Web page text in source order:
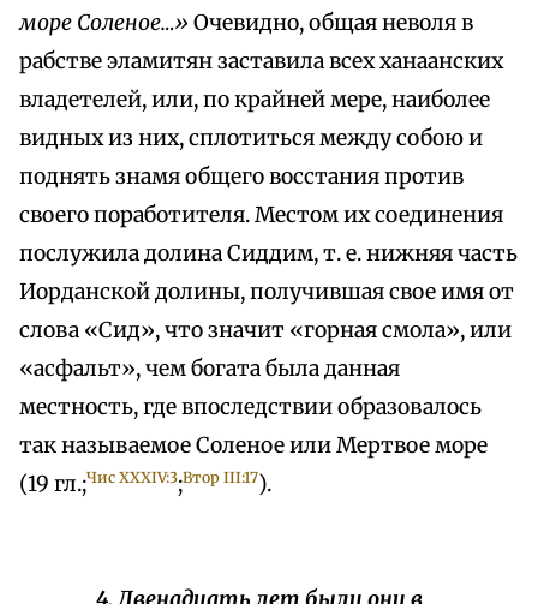
море Соленое…» Очевидно, общая неволя в
рабстве эламитян заставила всех ханаанских
владетелей, или, по крайней мере, наиболее
видных из них, сплотиться между собою и
поднять знамя общего восстания против
своего поработителя. Местом их соединения
послужила долина Сиддим, т. е. нижняя часть
Иорданской долины, получившая свое имя от
слова «Сид», что значит «горная смола», или
«асфальт», чем богата была данная
местность, где впоследствии образовалось
так называемое Соленое или Мертвое море
(19 гл.;Чис XXXIV:3;Втор III:17).